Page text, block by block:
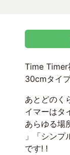
Time Timer
30cmタイ
あとどのく
イマーはタ
あらゆる場
」「シンプ
です! !